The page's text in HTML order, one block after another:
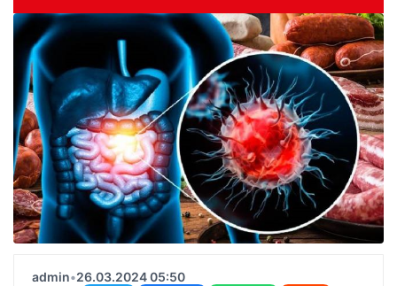
admin•26.03.2024 05:50